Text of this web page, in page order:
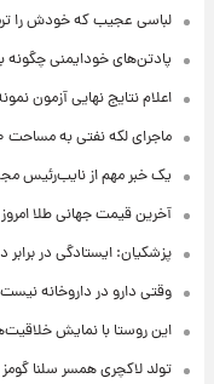
لباسی عجیب که خودش را
پادتن‌های خودایمنی چگونه
اعلام نتایج نهایی آزمون
ماجرای لکه نفتی به مساحت ۳۹۰ کیلومتر مربع در نزدیکی عمان
یک خبر مهم از نایب‌رئیس مجلس
آخرین قیمت جهانی طلا امروز دوشنبه ۱۹
پزشکیان: ایستادگی در برابر
وقتی دارو در داروخانه نیست،
این روستا با نمایش
تولد لاکچری همسر سلنا گومز در یک